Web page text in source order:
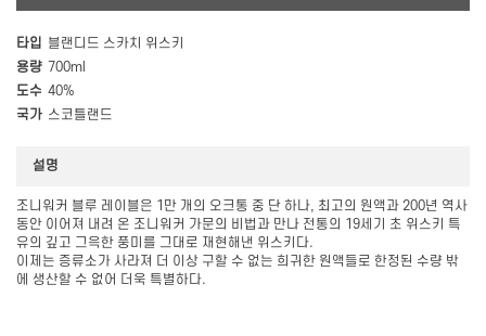
타입 블랜디드 스카치 위스키
용량 700ml
도수 40%
국가 스코틀랜드
설명
조니워커 블루 레이블은 1만 개의 오크통 중 단 하나, 최고의 원액과 200년 역사
동안 이어져 내려 온 조니워커 가문의 비법과 만나 전통의 19세기 초 위스키 특
유의 깊고 그윽한 풍미를 그대로 재현해낸 위스키다.
이제는 증류소가 사라져 더 이상 구할 수 없는 희귀한 원액들로 한정된 수량 밖
에 생산할 수 없어 더욱 특별하다.